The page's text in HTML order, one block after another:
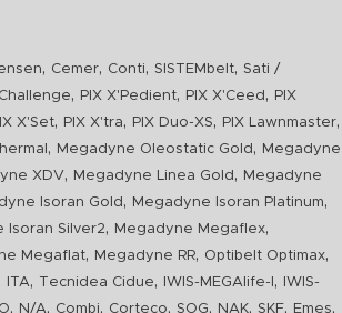
, Cemer, Conti,SISTEMbelt,Sati /
Challenge, PIX X'Pedient, PIX X'Ceed ,
PIX
X'Set, PIX X'tra, PIX Duo-XS, PIX Lawnmaster,
, Megadyne Oleostatic Gold ,
Megadyne
XDV, Megadyne Linea Gold ,
Megadyne
Isoran Gold , Megadyne Isoran Platinum,
Isoran Silver2, Megadyne Megaflex,
Megaflat, Megadyne RR, Optibelt Optimax,
ITA, Tecnidea Cidue, IWIS-MEGAlife-I ,
IWIS-
, N/A, Combi, Corteco,SOG, NAK,SKF, Emes,